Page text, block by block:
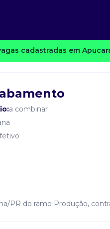
cadastradas em
a combinar
PR do ramo Produção,